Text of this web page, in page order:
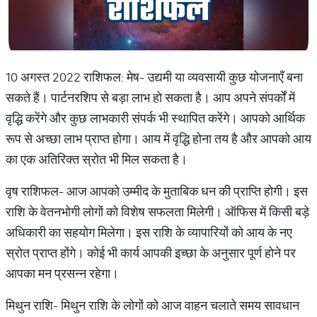
10 अगस्त 2022 राशिफल: मेष- उद्यमी या व्यवसायी कुछ योजनाएँ बना
सकते हैं। पार्टनरशिप से बड़ा लाभ हो सकता है। आप अपने संपर्कों में
वृद्धि करेंगे और कुछ लाभकारी संपर्क भी स्थापित करेंगे। आपको आर्थिक
रूप से अच्छा लाभ प्राप्त होगा। आय में वृद्धि होना तय है और आपको आय
का एक अतिरिक्त स्रोत भी मिल सकता है।
वृष राशिफल- आज आपको उम्मीद के मुताबिक धन की प्राप्ति होगी। इस
राशि के वेतनभोगी लोगों को विशेष सफलता मिलेगी। ऑफिस में किसी बड़े
अधिकारी का सहयोग मिलेगा। इस राशि के व्यापारियों को आय के नए
स्रोत प्राप्त होंगे। कोई भी कार्य आपकी इच्छा के अनुसार पूर्ण होने पर
आपका मन प्रसन्न रहेगा।
मिथुन राशि- मिथुन राशि के लोगों को आज वाहन चलाते समय सावधान